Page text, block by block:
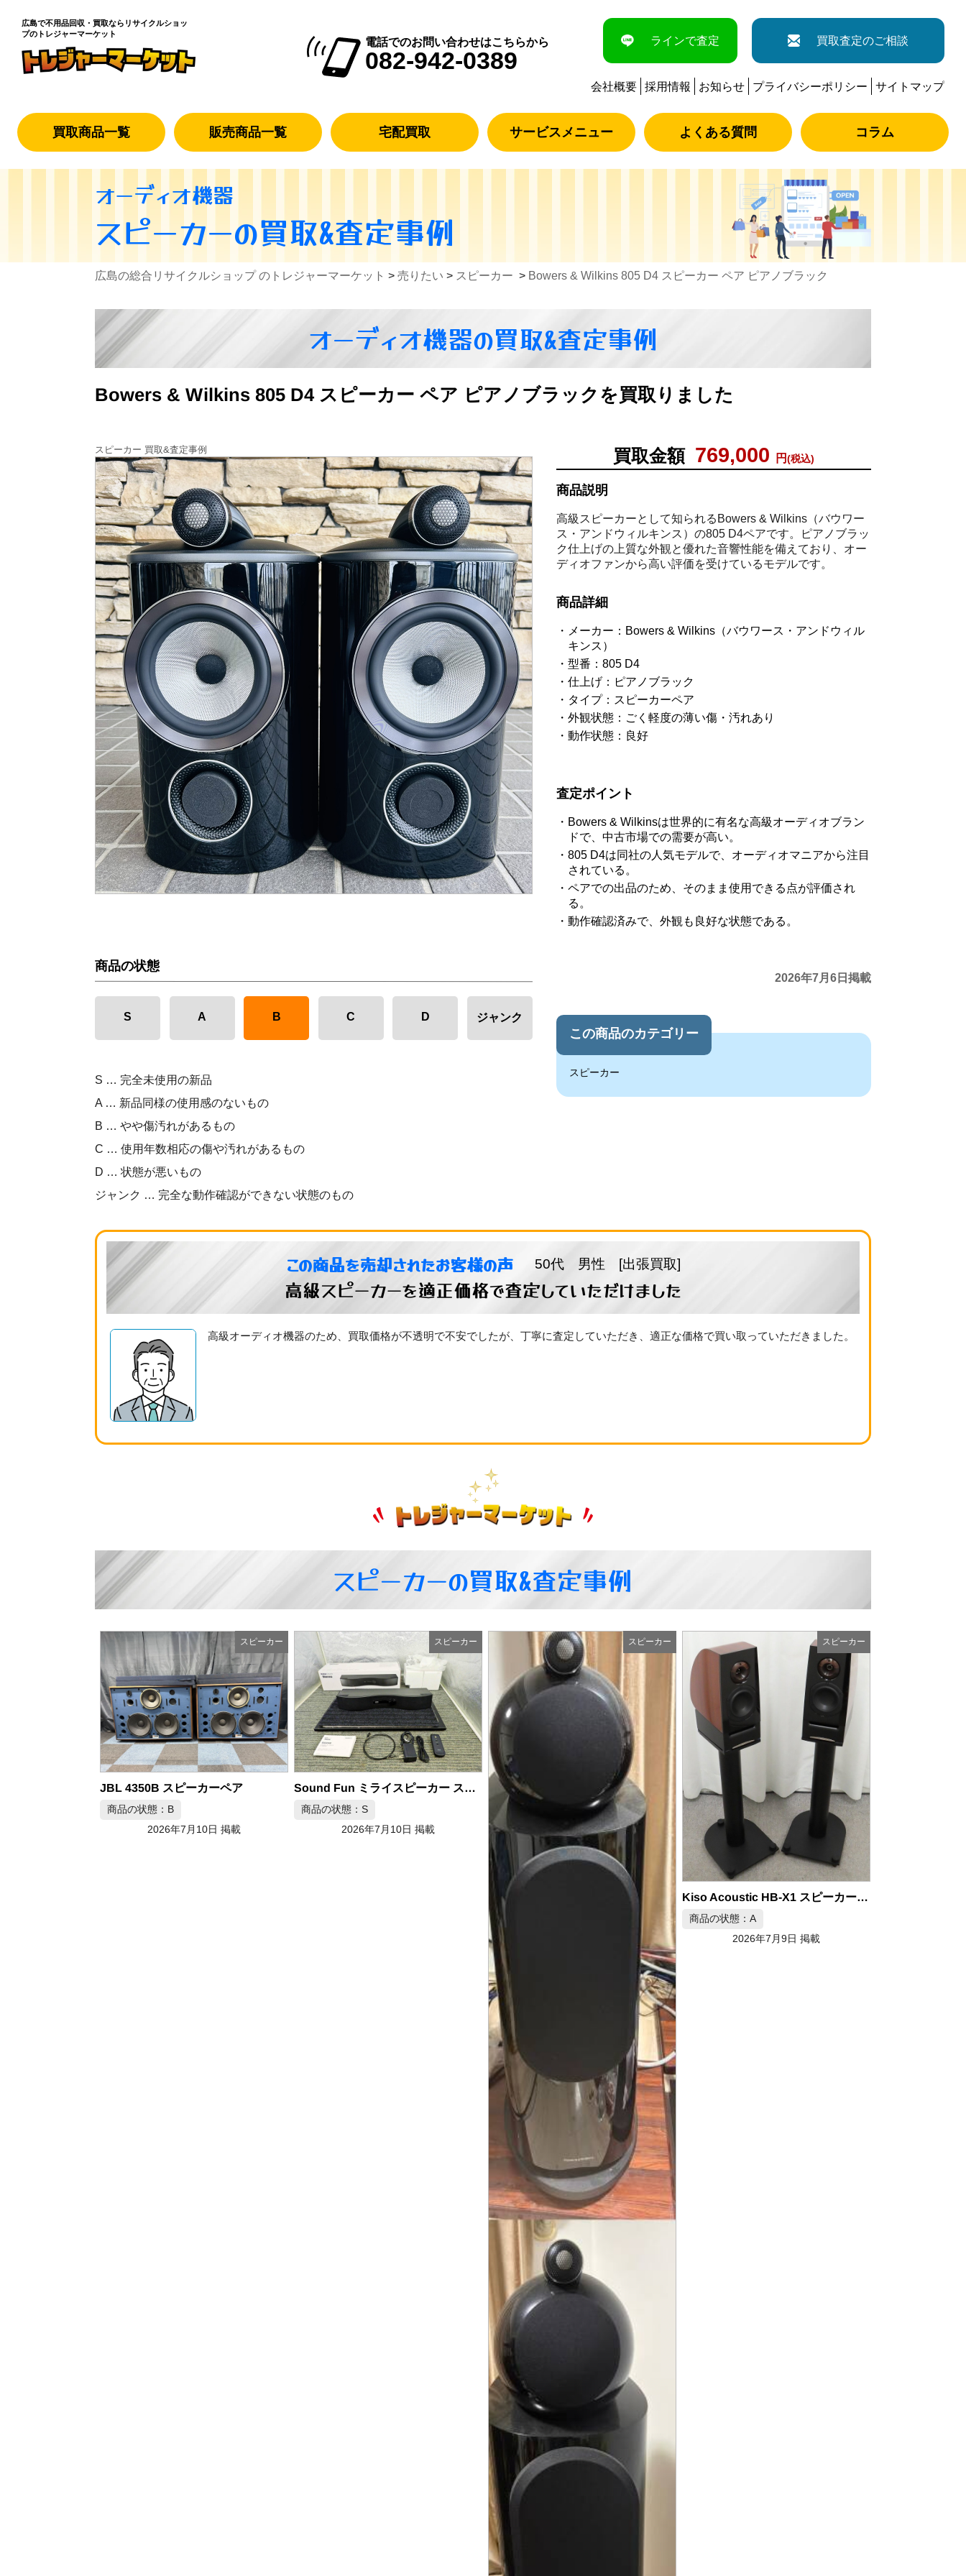
広島で不用品回収・買取なら リサイクルショッ
プのトレジャーマーケット
電話でのお問い合わせはこちらから
082-942-0389
ラインで査定 買取査定のご相談
会社概要 採用情報 お知らせ プライバシーポリシー サイトマップ
買取商品一覧 販売商品一覧 宅配買取 サービスメニュー よくある質問 コラム
オーディオ機器
スピーカーの買取&査定事例
広島の総合リサイクルショップ のトレジャーマーケット > 売りたい > スピーカー > Bowers & Wilkins 805 D4 スピーカー ペア ピアノブラック
オーディオ機器の買取&査定事例
Bowers & Wilkins 805 D4 スピーカー ペア ピアノブラックを買取りました
買取金額 769,000 円(税込)
商品説明
高級スピーカーとして知られるBowers & Wilkins（バウワー
ス・アンドウィルキンス）の805 D4ペアです。ピアノブラッ
ク仕上げの上質な外観と優れた音響性能を備えており、オー
ディオファンから高い評価を受けているモデルです。
商品詳細
メーカー：Bowers & Wilkins（バウワース・アンドウィル
キンス）
型番：805 D4
仕上げ：ピアノブラック
タイプ：スピーカーペア
外観状態：ごく軽度の薄い傷・汚れあり
動作状態：良好
査定ポイント
Bowers & Wilkinsは世界的に有名な高級オーディオブラン
ドで、中古市場での需要が高い。
805 D4は同社の人気モデルで、オーディオマニアから注目
されている。
ペアでの出品のため、そのまま使用できる点が評価され
る。
動作確認済みで、外観も良好な状態である。
2026年7月6日掲載
この商品のカテゴリー
スピーカー
スピーカー 買取&査定事例
商品の状態
S A B C D ジャンク
S … 完全未使用の新品
A … 新品同様の使用感のないもの
B … やや傷汚れがあるもの
C … 使用年数相応の傷や汚れがあるもの
D … 状態が悪いもの
ジャンク … 完全な動作確認ができない状態のもの
この商品を売却されたお客様の声 50代 男性 [出張買取]
高級スピーカーを適正価格で査定していただけました
高級オーディオ機器のため、買取価格が不透明で不安でしたが、丁寧に査定していただき、適正な価格で買い取っていただきました。
スピーカーの買取&査定事例
スピーカー
商品の状態：S
2026年7月10日 掲載
スピーカー スピーカー
商品の状態：A
スピーカー
商品の状態：S
2026年7月9日 掲載